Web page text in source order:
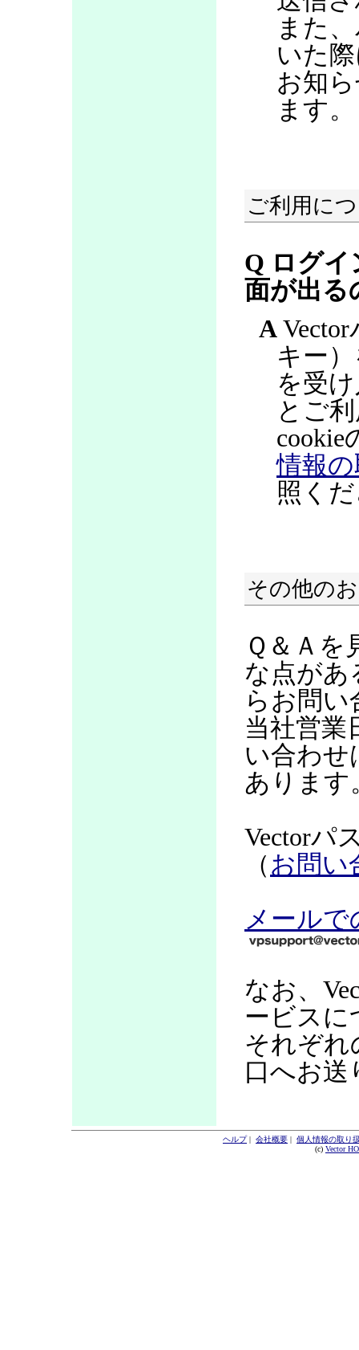
また
いた
お知
ます。
ご利用に
Q ログ
面が出る
A
キー
を受
とご
cookie
情報
照く
その他の
Ｑ＆Ａを
な点があ
らお問い
当社営業
い合わせ
あります
Vectorパ
（ お問い
メール
なお、
ービスに
それぞれ
口へお送
ヘルプ| 会社概要 | 個人情報の取り
(c) Vector